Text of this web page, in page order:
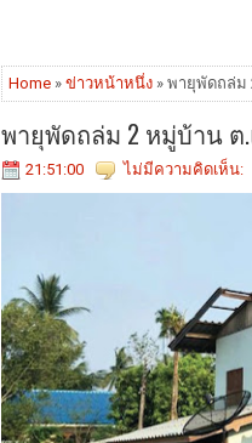
Home » ข่าวหน้าหนึ่ง » พายุพัดถล่ม
พายุพัดถล่ม 2 หมู่บ้าน
21:51:00 ไม่มีความคิดเห็น: